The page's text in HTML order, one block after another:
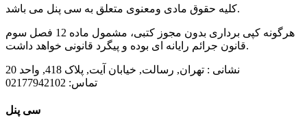
کلیه حقوق مادی ومعنوی متعلق به سی پنل می باشد.
هرگونه کپی برداری بدون مجوز کتبی، مشمول ماده 12 فصل سوم
قانون جرائم رایانه ای بوده و پیگرد قانونی خواهد داشت.
نشانی : تهران, رسالت, خیابان آیت, پلاک 418, واحد 20
تماس:
سی پنل